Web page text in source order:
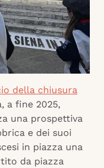
della chiusura
a fine 2025,
una prospettiva
e dei suoi
in piazza una
da piazza